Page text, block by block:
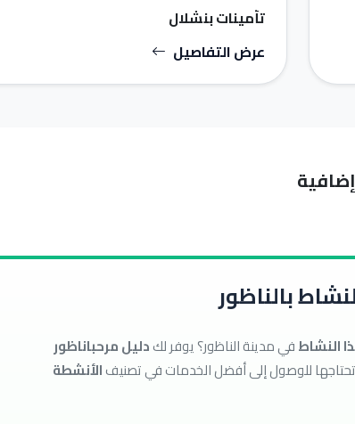
تأمينات بنشلال
عرض التفاصيل
بالناظور
النشاطفي مدينة الناظور؟ يوفر لكدليل مرحباناظور
الأنشطة